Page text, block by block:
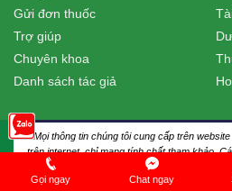
Gửi đơn thuốc
Trợ giúp
Chuyên khoa
Danh sách tác giả
* Mọi thông tin chúng tôi cung cấp trên
trên internet, chỉ mang tính chất tham khảo.
phải là thuốc và không được sử dụng với mục
Bệnh nhân cần thực hiện đúng hướng dẫn
Gọi ngay Chat ngay